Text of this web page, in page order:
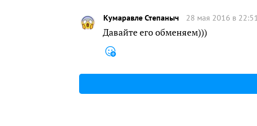
Кумаравле Степаныч 28 мая 2016 в 22:51
Давайте его обменяем)))